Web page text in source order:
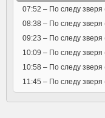
07:52 – По следу
08:38 – По следу
09:23 – По следу
10:09 – По следу
10:58 – По следу
11:45 – По следу